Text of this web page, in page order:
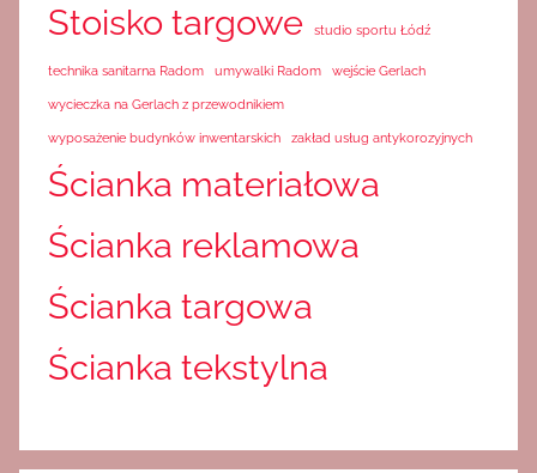
Stoisko targowe studio sportu Łódź
technika sanitarna Radom umywalki Radom wejście Gerlach
wycieczka na Gerlach z przewodnikiem
wyposażenie budynków inwentarskich zakład usług antykorozyjnych
Ścianka materiałowa
Ścianka reklamowa
Ścianka targowa
Ścianka tekstylna